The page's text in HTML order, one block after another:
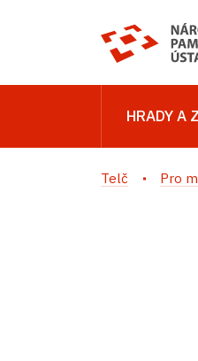
HRADY A
Telč Pro